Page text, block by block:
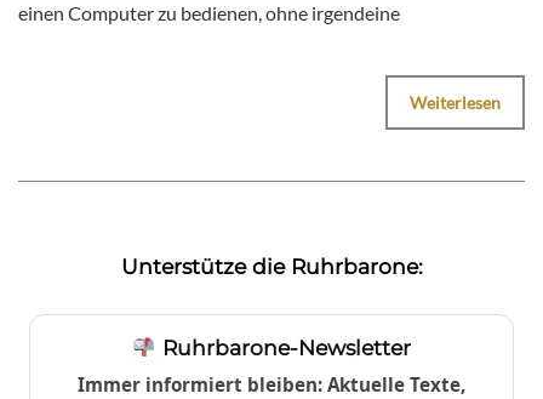
einen Computer zu bedienen, ohne irgendeine
Weiterlesen
Unterstütze die Ruhrbarone:
Ruhrbarone-Newsletter
Immer informiert bleiben: Aktuelle Texte,